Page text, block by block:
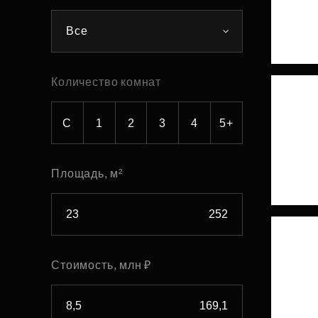
Все
Количество комнат
С 1 2 3 4 5+
Площадь, м²
Стоимость, млн ₽